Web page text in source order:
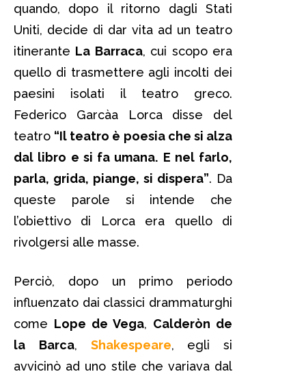
quando, dopo il ritorno dagli Stati
Uniti, decide di dar vita ad un teatro
itinerante La Barraca, cui scopo era
quello di trasmettere agli incolti dei
paesini isolati il teatro greco.
Federico Garcà­a Lorca disse del
teatro “Il teatro è poesia che si alza
dal libro e si fa umana. E nel farlo,
parla, grida, piange, si dispera”. Da
queste parole si intende che
l’obiettivo di Lorca era quello di
rivolgersi alle masse.
Perciò, dopo un primo periodo
influenzato dai classici drammaturghi
come Lope de Vega, Calderòn de
la
Barca, Shakespeare, egli si
avvicinò ad uno stile che variava dal